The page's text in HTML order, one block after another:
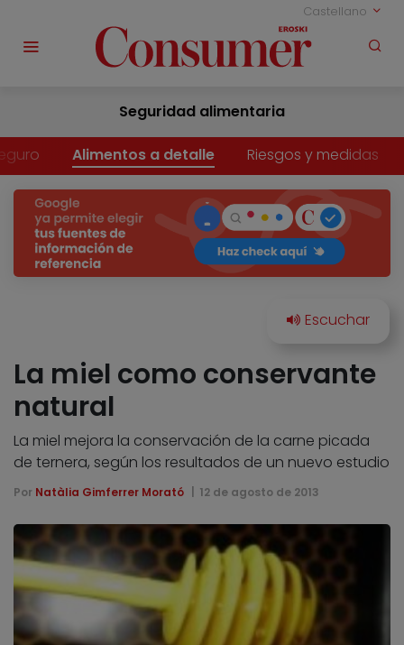
Castellano
Seguridad alimentaria
Alimentos a detalle Riesgos y medidas
La miel como conservante
natural
La miel mejora la conservación de la carne picada
de ternera, según los resultados de un nuevo estudio
Por Natàlia Gimferrer Morató 12 de agosto de 2013